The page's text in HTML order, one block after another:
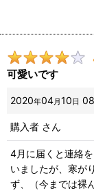
可愛いです
2020年04月10日
購入者 さん
4月に届くと連絡
いましたが、寒が
ず、（今までは裸